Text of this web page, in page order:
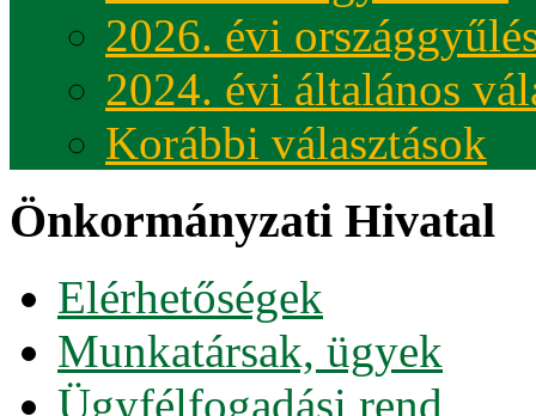
2026. évi
2024. évi általános
Korábbi választások
Önkormányzati Hivatal
Elérhetőségek
Munkatársak, ügyek
Ügyfélfogadási rend